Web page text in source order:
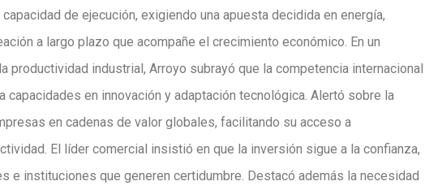
de ejecución, exigiendo una apuesta decidida en energía,
a largo plazo que acompañe el crecimiento económico. En un
industrial, Arroyo subrayó que la competencia internacional
en innovación y adaptación tecnológica. Alertó sobre la
en cadenas de valor globales, facilitando su acceso a
El líder comercial insistió en que la inversión sigue a la confianza,
e instituciones que generen certidumbre. Destacó además la necesidad